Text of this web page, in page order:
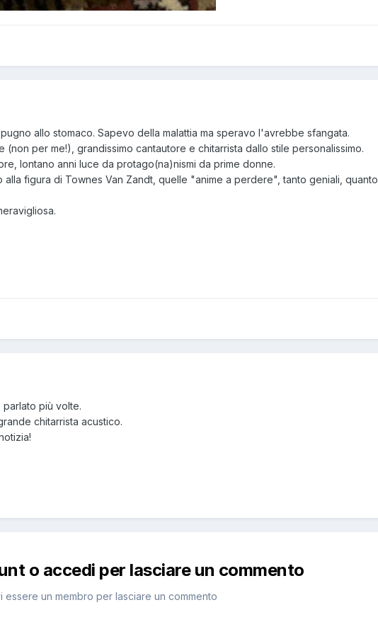
allo stomaco. Sapevo della malattia ma speravo l'avrebbe sfangata.
(non per me!), grandissimo cantautore e chitarrista dallo stile personalissimo.
lontano anni luce da protago(na)nismi da prime donne.
alla figura di Townes Van Zandt, quelle "anime a perdere", tanto geniali, quanto
più volte.
chitarrista acustico.
o accedi per lasciare un commento
essere un membro per lasciare un commento